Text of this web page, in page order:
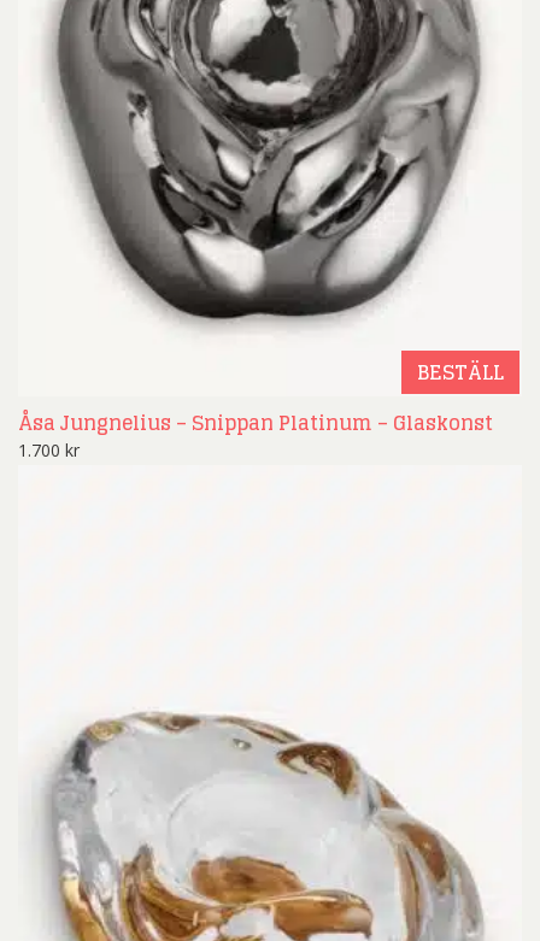
BESTÄLL
Åsa Jungnelius – Snippan Platinum – Glaskonst
1.700 kr